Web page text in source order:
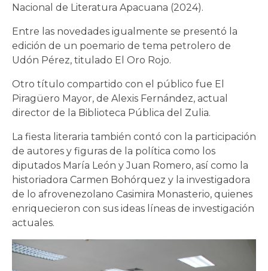
Nacional de Literatura Apacuana (2024).
Entre las novedades igualmente se presentó la
edición de un poemario de tema petrolero de
Udón Pérez, titulado El Oro Rojo.
Otro título compartido con el público fue El
Piragüero Mayor, de Alexis Fernández, actual
director de la Biblioteca Pública del Zulia.
La fiesta literaria también contó con la participación
de autores y figuras de la política como los
diputados María León y Juan Romero, así como la
historiadora Carmen Bohórquez y la investigadora
de lo afrovenezolano Casimira Monasterio, quienes
enriquecieron con sus ideas líneas de investigación
actuales.